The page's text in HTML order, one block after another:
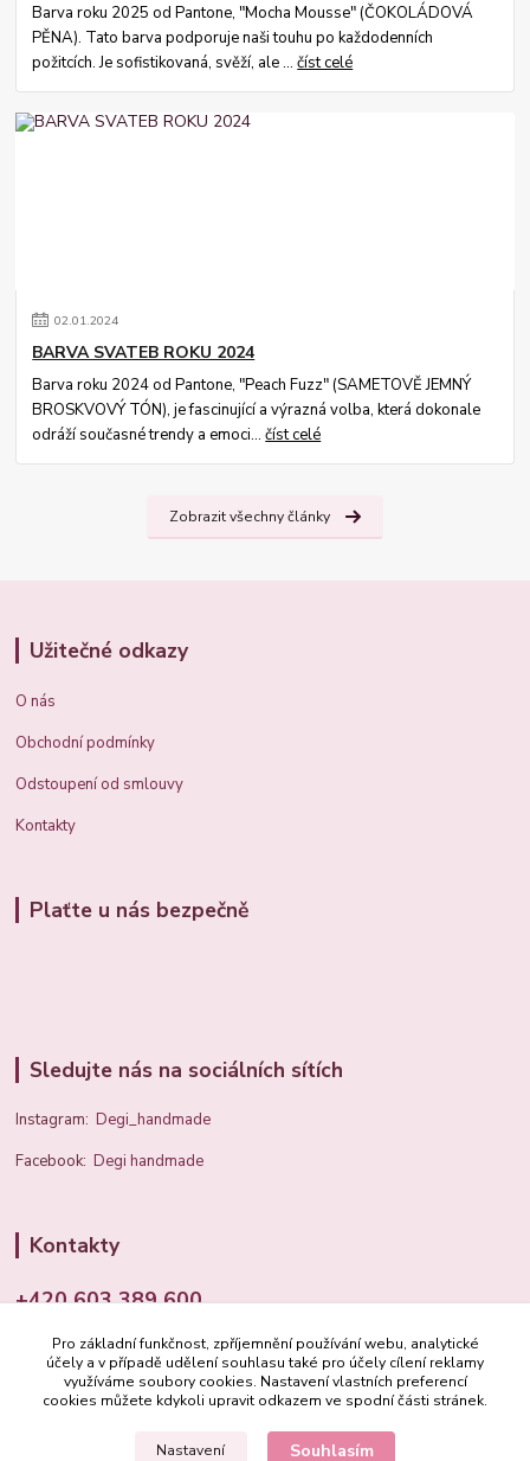
Barva roku 2025 od Pantone, "Mocha Mousse" (ČOKOLÁDOVÁ
PĚNA). Tato barva podporuje naši touhu po každodenních
požitcích. Je sofistikovaná, svěží, ale ...číst celé
02.01.2024
BARVA SVATEB ROKU 2024
Barva roku 2024 od Pantone, "Peach Fuzz" (SAMETOVĚ JEMNÝ
BROSKVOVÝ TÓN), je fascinující a výrazná volba, která dokonale
odráží současné trendy a emoci...číst celé
Zobrazit všechny články
Užitečné odkazy
O nás
Obchodní podmínky
Odstoupení od smlouvy
Kontakty
Plaťte u nás bezpečně
Sledujte nás na sociálních sítích
Instagram:Degi_handmade
Facebook:Degi handmade
Kontakty
+420 603 389 600
info@degi.cz
Pro základní funkčnost, zpříjemnění používání webu, analytické
účely a v případě udělení souhlasu také pro účely cílení reklamy
využíváme soubory cookies. Nastavení vlastních preferencí
cookies můžete kdykoli upravit odkazem ve spodní části stránek.
Nastavení Souhlasím